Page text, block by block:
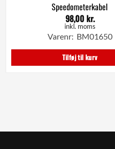
Speedometerkabel
98,00kr.
inkl. moms
Varenr: BM01650
Tilføj til kurv